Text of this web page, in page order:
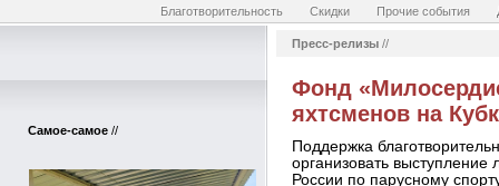
Благотворительность
Скидки Прочие события
Самое-самое //
Пресс-релизы //
Фонд
яхтсменов на
Поддержка
организовать
России по парусному